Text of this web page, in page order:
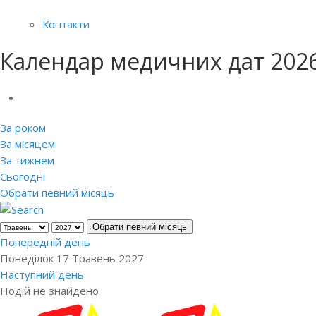
Контакти
Календар медичних дат
За роком
За місяцем
За тижнем
Сьогодні
Обрати певний місяць
Обрати певний місяць
Попередній день
Понеділок 17 Травень 2027
Наступний день
Подій не знайдено